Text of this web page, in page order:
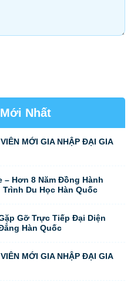
Nhất
MỚI GIA NHẬP ĐẠI GIA
– Hơn 8 Năm Đồng Hành
Du Học Hàn Quốc
Gỡ Trực Tiếp Đại Diện
Hàn Quốc
MỚI GIA NHẬP ĐẠI GIA